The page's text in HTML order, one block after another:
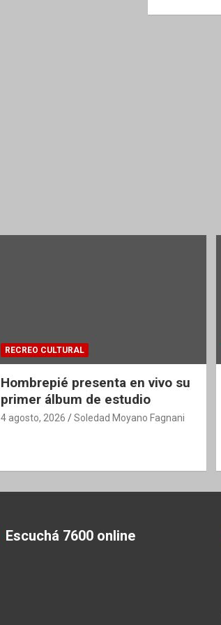
RECREO CULTURAL
Hombrepié presenta en vivo su
primer álbum de estudio
4 agosto, 2026 Soledad Moyano Fagnani
Escuchá 7600 online